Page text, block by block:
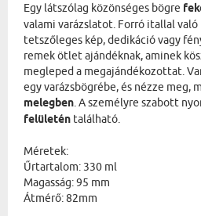
Egy látszólag közönséges bögre
valami varázslatot. Forró itallal
tetszőleges kép, dedikáció vagy
remek ötlet ajándéknak, aminek
megleped a megajándékozottat.
egy varázsbögrébe, és nézze meg,
melegben. A személyre szabott
felületén található.
Méretek:
Űrtartalom: 330 ml
Magasság: 95 mm
Átmérő: 82mm